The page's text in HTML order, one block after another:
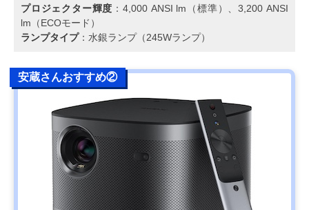
プロジェクター輝度 ：4,000 ANSI lm（標準）、3,200 ANSI
lm（ECOモード）
ランプタイプ：水銀ランプ（245Wランプ）
安蔵さんおすすめ②